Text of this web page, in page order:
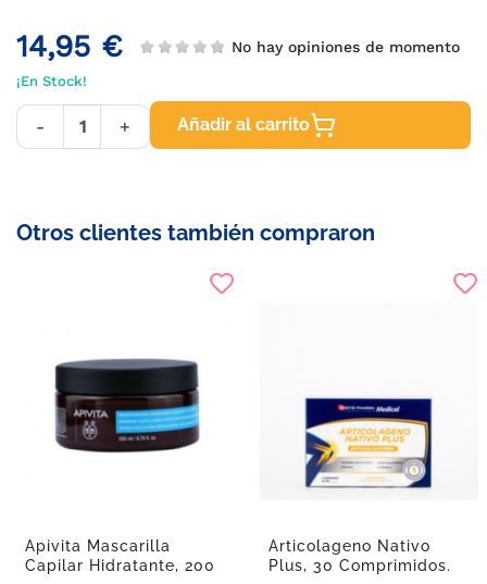
14,95 € No hay opiniones de momento
¡En Stock!
- + Añadir al carrito
Otros clientes también compraron
Apivita Mascarilla
Capilar Hidratante, 200
Articolageno Nativo
Plus, 30 Comprimidos.